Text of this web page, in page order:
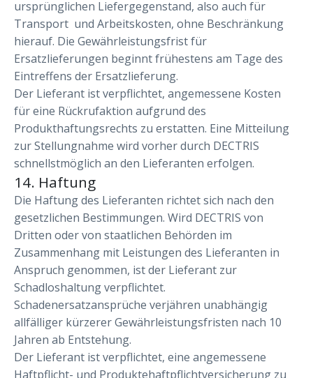
ursprünglichen Liefergegenstand, also auch für
Transport und Arbeitskosten, ohne Beschränkung
hierauf. Die Gewährleistungsfrist für
Ersatzlieferungen beginnt frühestens am Tage des
Eintreffens der Ersatzlieferung.
Der Lieferant ist verpflichtet, angemessene Kosten
für eine Rückrufaktion aufgrund des
Produkthaftungsrechts zu erstatten. Eine Mitteilung
zur Stellungnahme wird vorher durch DECTRIS
schnellstmöglich an den Lieferanten erfolgen.
14. Haftung
Die Haftung des Lieferanten richtet sich nach den
gesetzlichen Bestimmungen. Wird DECTRIS von
Dritten oder von staatlichen Behörden im
Zusammenhang mit Leistungen des Lieferanten in
Anspruch genommen, ist der Lieferant zur
Schadloshaltung verpflichtet.
Schadenersatzansprüche verjähren unabhängig
allfälliger kürzerer Gewährleistungsfristen nach 10
Jahren ab Entstehung.
Der Lieferant ist verpflichtet, eine angemessene
Haftpflicht- und Produktehaftpflichtversicherung zu